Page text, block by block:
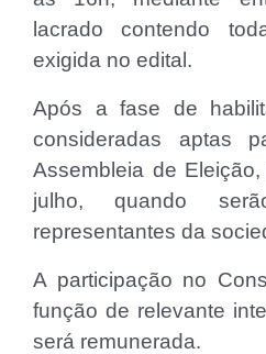
lacrado contendo
exigida no edital.
Após a fase de
consideradas aptas
Assembleia de
julho, quando
representantes da
A participação no
função de relevante
será remunerada.